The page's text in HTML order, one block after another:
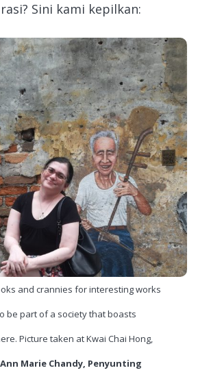
Sini kami kepilkan:
and crannies for interesting works
be part of a society that boasts
Picture taken at Kwai Chai Hong,
Ann Marie Chandy, Penyunting